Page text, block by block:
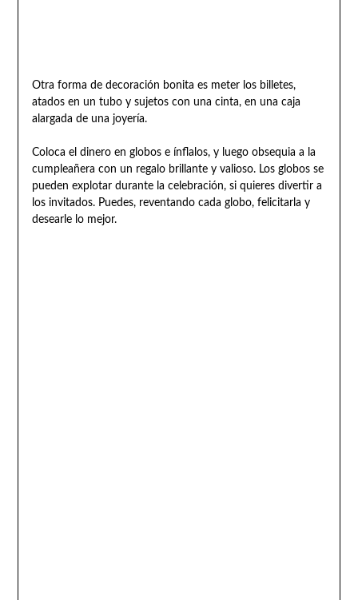
Otra forma de decoración bonita es meter los billetes,
atados en un tubo y sujetos con una cinta, en una caja
alargada de una joyería.
Coloca el dinero en globos e ínflalos, y luego obsequia a la
cumpleañera con un regalo brillante y valioso. Los globos se
pueden explotar durante la celebración, si quieres divertir a
los invitados. Puedes, reventando cada globo, felicitarla y
desearle lo mejor.